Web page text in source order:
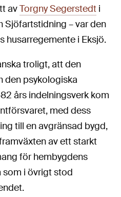
avTorgny Segerstedti
– var den
husarregemente i Eksjö.
troligt, att den
den psykologiska
års indelningsverk kom
med dess
till en avgränsad bygd,
av ett starkt
för hembygdens
i övrigt stod